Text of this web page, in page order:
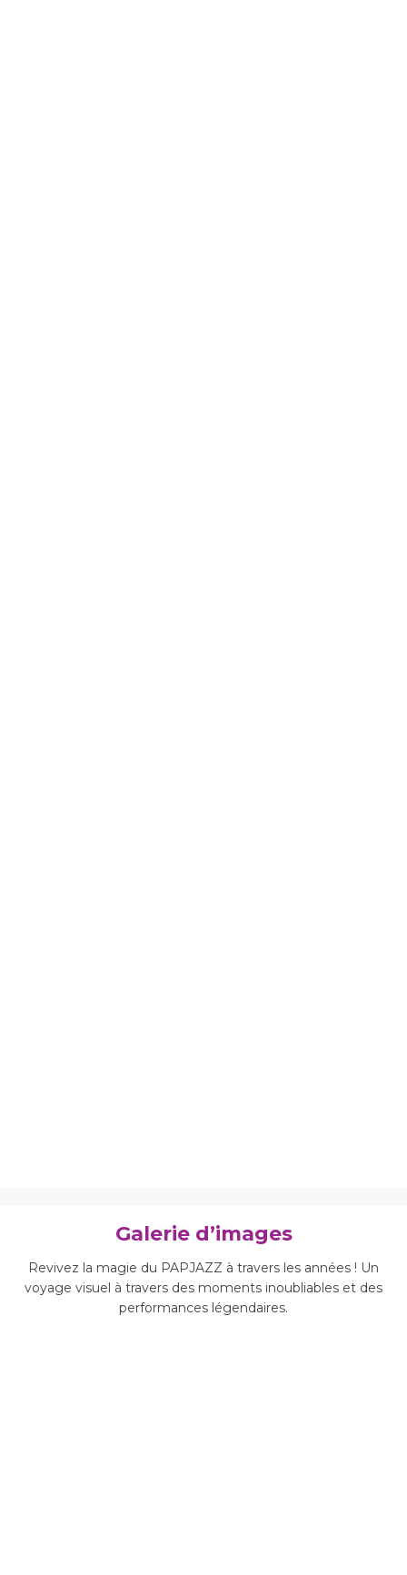
Galerie d’images
Revivez la magie du PAPJAZZ à travers les années ! Un
voyage visuel à travers des moments inoubliables et des
performances légendaires.